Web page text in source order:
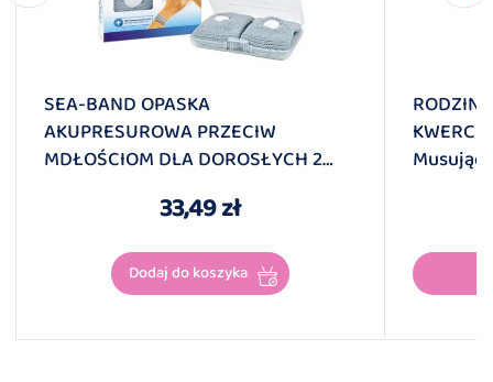
SEA-BAND OPASKA
AKUPRESUROWA PRZECIW
MDŁOŚCIOM DLA DOROSŁYCH 2
33,49 zł
Dodaj do koszyka